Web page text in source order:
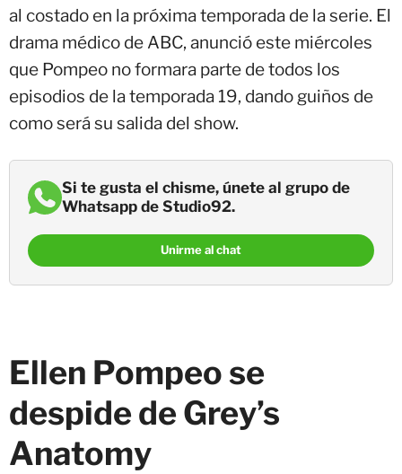
al costado en la próxima temporada de la serie. El
drama médico de ABC, anunció este miércoles
que Pompeo no formara parte de todos los
episodios de la temporada 19, dando guiños de
como será su salida del show.
Si te gusta el chisme, únete al grupo de
Whatsapp de Studio92.
Unirme al chat
Ellen Pompeo se
despide de Grey’s
Anatomy